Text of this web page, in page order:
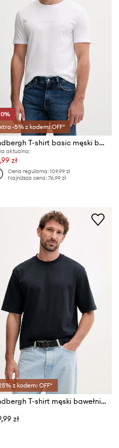
-5% z kodem: OFF*
Lindbergh T-shirt basic męski bawełniany
aktualna:
zł
Cena regularna:109,99 zł
Najniższa cena:76,99 zł
z kodem: OFF*
Lindbergh T-shirt męski bawełniany
zł